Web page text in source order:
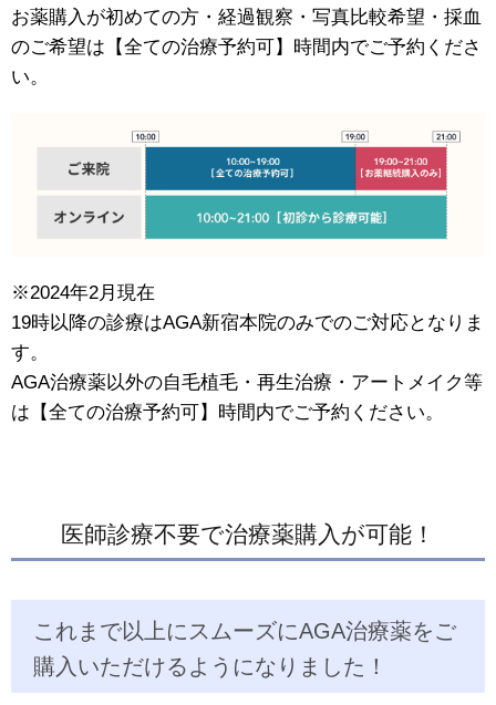
お薬購入が初めての方・経過観察・写真比較希望・採血
のご希望は【全ての治療予約可】時間内でご予約くださ
い。
※2024年2月現在
19時以降の診療はAGA新宿本院のみでのご対応となりま
す。
AGA治療薬以外の自毛植毛・再生治療・アートメイク等
は【全ての治療予約可】時間内でご予約ください。
医師診療不要で治療薬購入が可能！
これまで以上にスムーズにAGA治療薬をご
購入いただけるようになりました！